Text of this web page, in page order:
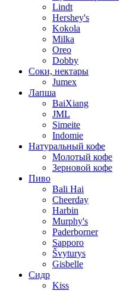
Lindt
Hershey's
Kokola
Milka
Oreo
Dobby
Соки, нектары
Jumex
Лапша
BaiXiang
JML
Simeite
Indomie
Натуральный кофе
Молотый кофе
Зерновой кофе
Пиво
Bali Hai
Cheerday
Harbin
Murphy's
Paderborner
Sapporo
Švyturys
Gisbelle
Сидр
Kiss